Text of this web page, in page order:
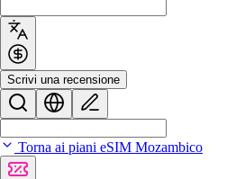
Scrivi una recensione
Torna ai piani eSIM Mozambico